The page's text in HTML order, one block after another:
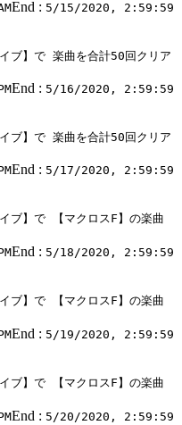
End : 5/15/2020, 2:59:59
ブ】で 楽曲を合計50回クリア
End : 5/16/2020, 2:59:59
ブ】で 楽曲を合計50回クリア
End : 5/17/2020, 2:59:59
ブ】で 【マクロスF】の楽曲
End : 5/18/2020, 2:59:59
ブ】で 【マクロスF】の楽曲
End : 5/19/2020, 2:59:59
ブ】で 【マクロスF】の楽曲
End : 5/20/2020, 2:59:59